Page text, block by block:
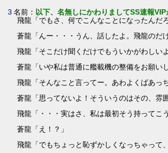
3 名前： 以下、名無しにかわりましてSS速報
飛龍「でもさ、何でこんなことになったんだ
蒼龍「んー・・・うん、話したよ。飛龍のだ
飛龍「そこだけ聞くだけでもういかがわしいよ
蒼龍「いや私は普通に艦載機の整備をお願い
飛龍「そんなこと言ってー。あわよくばあっ
蒼龍「思ってないよ！そういうのはその、雰
飛龍「・・・実はさ、私は最初そう持ってこ
蒼龍「え！？」
飛龍「でもちょっと恥ずかしくなっちゃって